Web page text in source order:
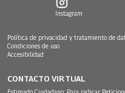
Instagram
Política de privacidad y tratamiento de
Condiciones de uso
Accesibilidad
CONTACTO VIRTUAL